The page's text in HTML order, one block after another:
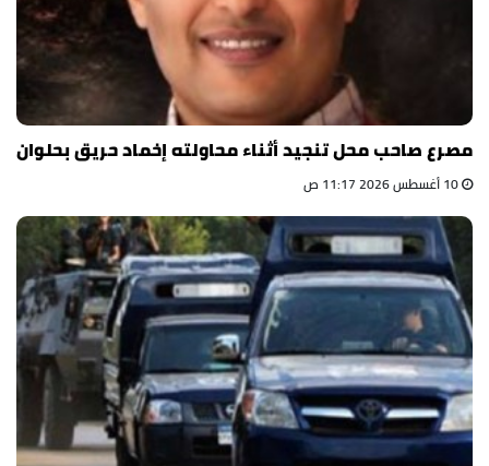
مصرع صاحب محل تنجيد أثناء محاولته إخماد حريق بحلوان